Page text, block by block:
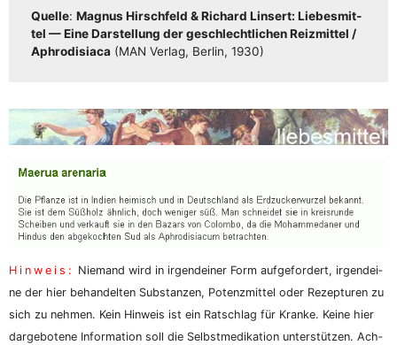
Quel­le: Magnus Hirsch­feld & Richard Lin­sert: Lie­bes­mit­
tel — Eine Dar­stel­lung der geschlecht­li­chen Reiz­mit­tel /​​
Aphro­di­sia­ca (MAN Ver­lag, Ber­lin, 1930)
Hin­weis: Nie­mand wird in irgend­ei­ner Form auf­ge­for­dert, irgend­ei­
ne der hier behan­del­ten Sub­stan­zen, Potenz­mit­tel oder Rezep­tu­ren zu
sich zu neh­men. Kein Hin­weis ist ein Rat­schlag für Kran­ke. Kei­ne hier
dar­ge­bo­te­ne Infor­ma­ti­on soll die Selbst­me­di­ka­ti­on unter­stüt­zen. Ach­